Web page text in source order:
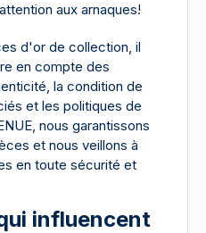
aux arnaques!
d'or de collection, il
en compte des
la condition de
et les politiques de
nous garantissons
et nous veillons à
en toute sécurité et
influencent